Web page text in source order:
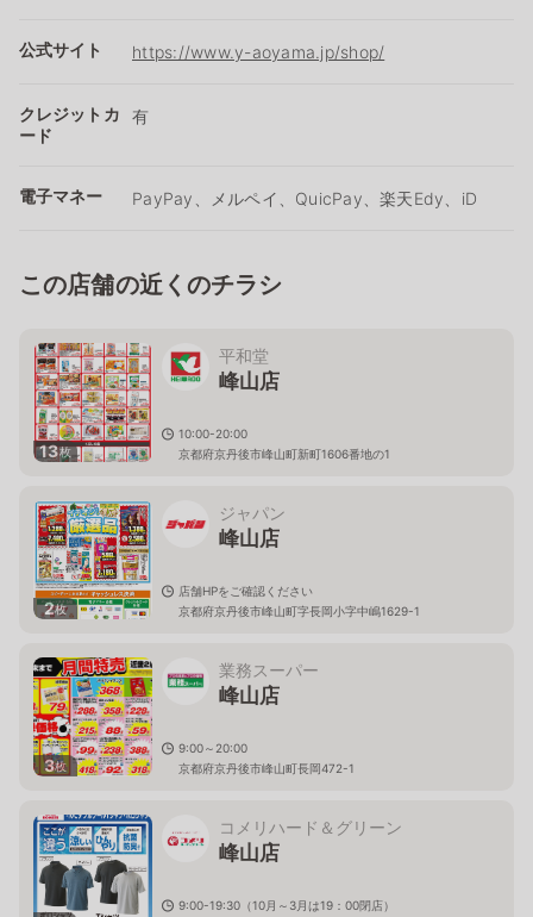
公式サイト https://www.y-aoyama.jp/shop/
クレジットカ
ード
有
電子マネー PayPay、メルペイ、QuicPay、楽天Edy、iD
この店舗の近くのチラシ
13枚
平和堂
峰山店
10:00-20:00
京都府京丹後市峰山町新町1606番地の1
2枚
ジャパン
峰山店
店舗HPをご確認ください
京都府京丹後市峰山町字長岡小字中嶋1629-1
3枚
業務スーパー
峰山店
9:00～20:00
京都府京丹後市峰山町長岡472-1
コメリハード＆グリーン
峰山店
9:00-19:30（10月～3月は19：00閉店）